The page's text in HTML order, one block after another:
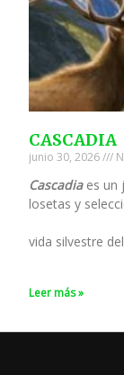
CASCADIA
junio 30, 2026
Cascadiaes un
losetas y
vida silvestre
Leer más »